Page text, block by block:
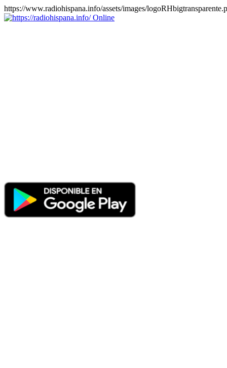
https://www.radiohispana.info/assets/images/
Online